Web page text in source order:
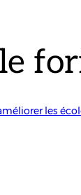
les